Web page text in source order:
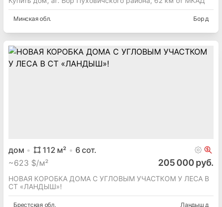
Минская обл. Бор д
дом 112 м² 6сот.
~623 $/м² 205 000 руб.
НОВАЯ КОРОБКА ДОМА С УГЛОВЫМ УЧАСТКОМ У ЛЕСА В
СТ «ЛАНДЫШ»!
Брестская обл. Ландыш д